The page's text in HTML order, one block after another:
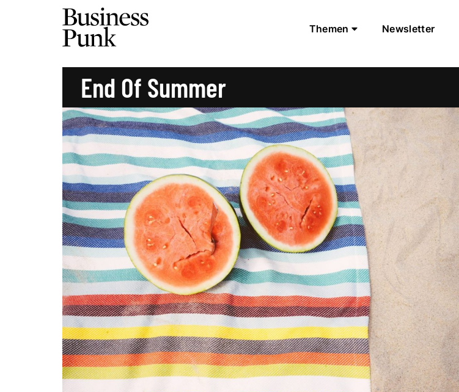
Themen Newsletter
End Of Summer